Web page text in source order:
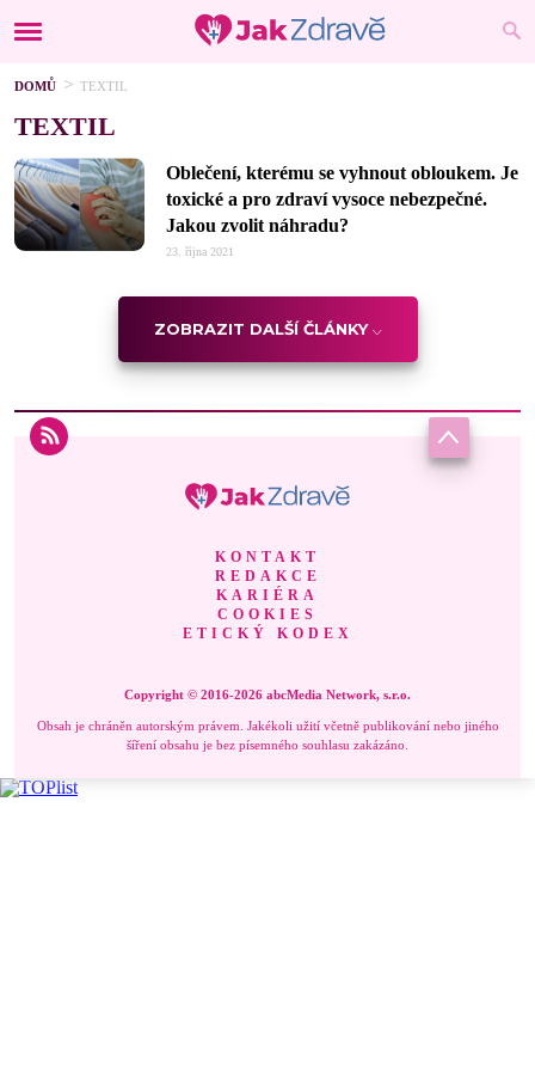
DOMŮ TEXTIL
TEXTIL
Oblečení, kterému se vyhnout obloukem. Je
toxické a pro zdraví vysoce nebezpečné.
Jakou zvolit náhradu?
23. října 2021
ZOBRAZIT DALŠÍ ČLÁNKY
KONTAKT
REDAKCE
KARIÉRA
COOKIES
ETICKÝ KODEX
Copyright © 2016-2026 abcMedia Network, s.r.o.
Obsah je chráněn autorským právem. Jakékoli užití včetně publikování nebo jiného
šíření obsahu je bez písemného souhlasu zakázáno.